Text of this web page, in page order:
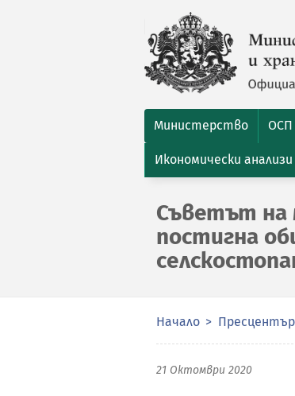
Министерство ОСП
Икономически анализи
Съветът на
постигна
Начало Пресцентър
21 Октомври 2020